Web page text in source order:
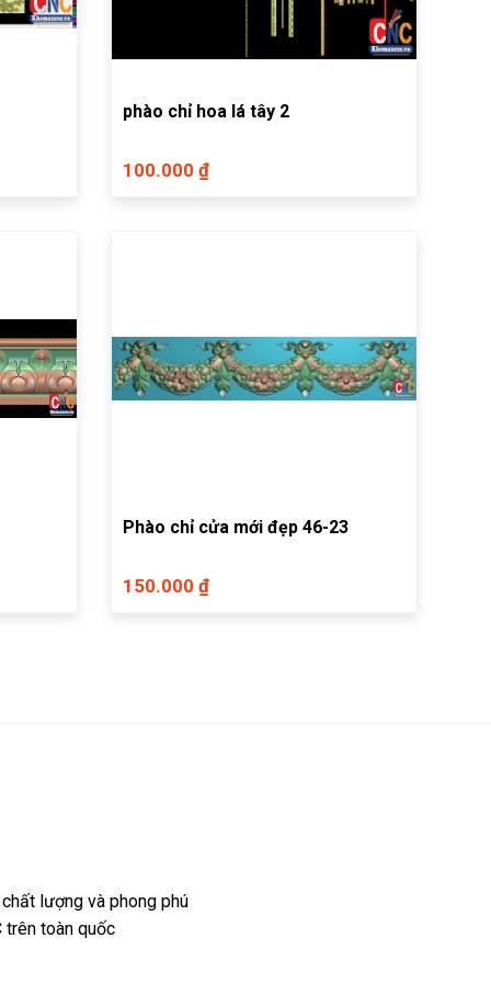
phào chỉ hoa lá tây 2
100.000 ₫
Phào chỉ cửa mới đẹp 46-23
150.000 ₫
lượng và phong phú
trên toàn quốc